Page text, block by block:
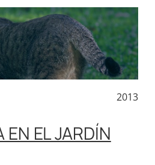
2013
EN EL JARDÍN